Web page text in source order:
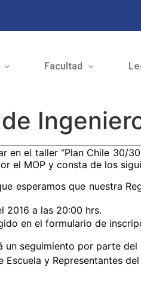
Facultad
en el taller “Plan Chile 30/
el MOP y consta de los
esperamos que nuestra
2016 a las 20:00 hrs.
en el formulario de
un seguimiento por parte
y Representantes